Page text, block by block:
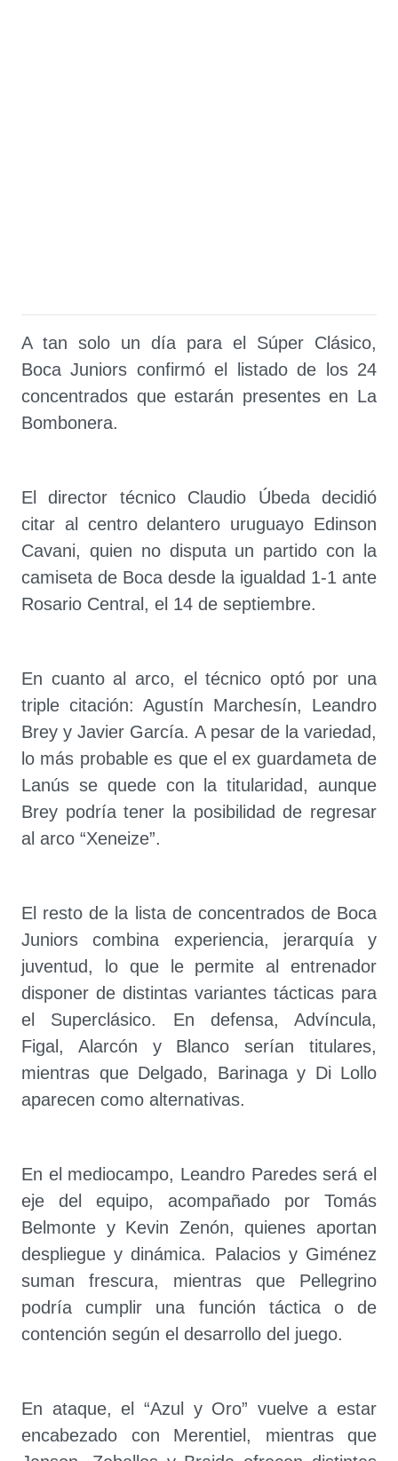
A tan solo un día para el Súper Clásico,
Boca Juniors confirmó el listado de los 24
concentrados que estarán presentes en La
Bombonera.
El director técnico Claudio Úbeda decidió
citar al centro delantero uruguayo Edinson
Cavani, quien no disputa un partido con la
camiseta de Boca desde la igualdad 1-1 ante
Rosario Central, el 14 de septiembre.
En cuanto al arco, el técnico optó por una
triple citación: Agustín Marchesín, Leandro
Brey y Javier García. A pesar de la variedad,
lo más probable es que el ex guardameta de
Lanús se quede con la titularidad, aunque
Brey podría tener la posibilidad de regresar
al arco “Xeneize”.
El resto de la lista de concentrados de Boca
Juniors combina experiencia, jerarquía y
juventud, lo que le permite al entrenador
disponer de distintas variantes tácticas para
el Superclásico. En defensa, Advíncula,
Figal, Alarcón y Blanco serían titulares,
mientras que Delgado, Barinaga y Di Lollo
aparecen como alternativas.
En el mediocampo, Leandro Paredes será el
eje del equipo, acompañado por Tomás
Belmonte y Kevin Zenón, quienes aportan
despliegue y dinámica. Palacios y Giménez
suman frescura, mientras que Pellegrino
podría cumplir una función táctica o de
contención según el desarrollo del juego.
En ataque, el “Azul y Oro” vuelve a estar
encabezado con Merentiel, mientras que